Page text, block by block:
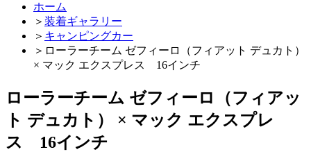
ホーム
＞ 装着ギャラリー
＞ キャンピングカー
＞ ローラーチーム ゼフィーロ（フィアット デュカト）
× マック エクスプレス 16インチ
ローラーチーム ゼフィーロ（フィアッ
ト デュカト） × マック エクスプレ
ス 16インチ